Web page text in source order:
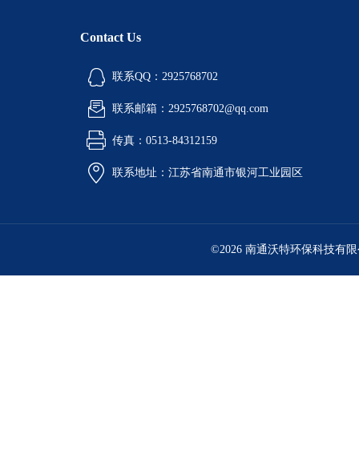
Contact Us
联系QQ：2925768702
联系邮箱：2925768702@qq.com
传真：0513-84312159
联系地址：江苏省南通市银河工业园区
©2026 南通沃特环保科技有